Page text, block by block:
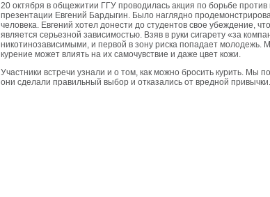
20 октября в общежитии ГГУ проводилась акция по борьбе против
презентации Евгений Бардыгин. Было наглядно
человека. Евгений хотел донести до студентов свое убеждение,
является серьезной зависимостью. Взяв в руки сигарету «за
никотинозависимыми, и первой в зону риска попадает молодежь.
курение может влиять на их самочувствие и даже цвет кожи.
Участники встречи узнали и о том, как можно бросить курить. Мы
они сделали правильный выбор и отказались от вредной привычки.